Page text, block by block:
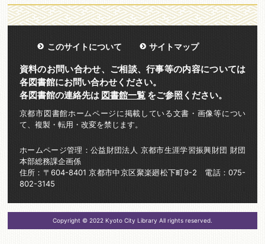
このサイトについて サイトマップ
資料のお問い合わせ、ご相談、行事等の内容については
各図書館にお問い合わせください。
各図書館の連絡先は 図書館一覧をご参照ください。
京都市図書館ホームページに掲載している文書・画像等につい
て、複製・転用・改変を禁じます。
ホームページ管理：公益財団法人 京都市生涯学習振興財団 財団
本部総務課企画係
住所：〒604-8401 京都市中京区聚楽廻松下町9-2 電話：075-
802-3145
Copyright © 2022 Kyoto City Library All rights reserved.